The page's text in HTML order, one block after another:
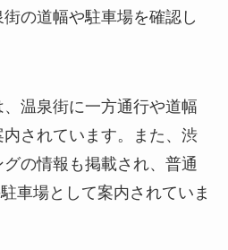
の道幅や駐車場を確認し
温泉街に一方通行や道幅
されています。また、渋
の情報も掲載され、普通
車場として案内されていま